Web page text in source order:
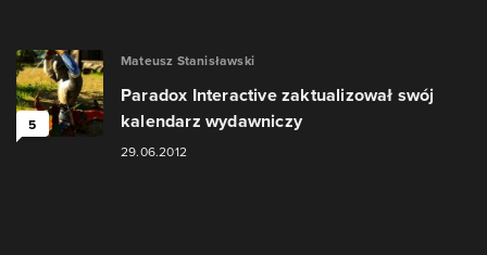
5
Mateusz Stanisławski
Paradox Interactive zaktualizował swój
kalendarz wydawniczy
29.06.2012